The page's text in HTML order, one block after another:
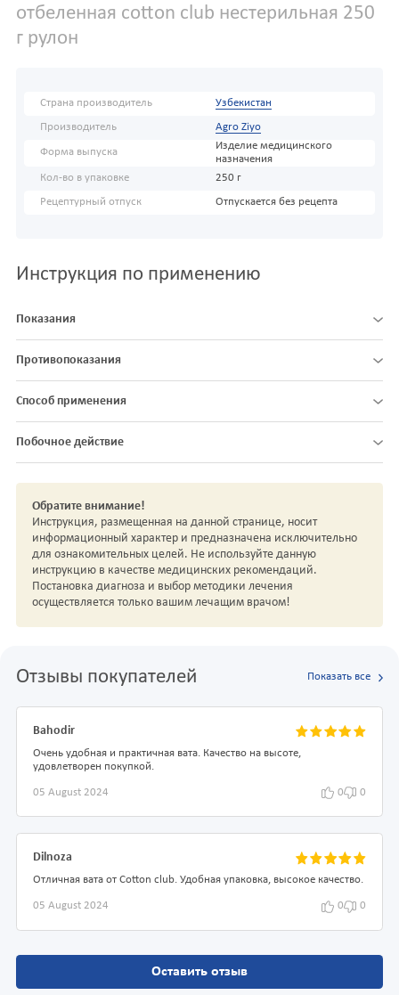
отбеленная cotton club нестерильная 250
г рулон
Страна производитель Узбекистан
Производитель Agro Ziyo
Форма выпуска
Изделие медицинского
назначения
Кол-во в упаковке
250 г
Рецептурный отпуск Отпускается без рецепта
Инструкция по применению
Показания
Противопоказания
Способ применения
Побочное действие
Обратите внимание!
Инструкция, размещенная на данной странице, носит
информационный характер и предназначена исключительно
для ознакомительных целей. Не используйте данную
инструкцию в качестве медицинских рекомендаций.
Постановка диагноза и выбор методики лечения
осуществляется только вашим лечащим врачом!
Отзывы покупателей Показать все
Bahodir
Очень удобная и практичная вата. Качество на высоте,
удовлетворен покупкой.
05 August 2024 0 0
Dilnoza
Отличная вата от Cotton club. Удобная упаковка, высокое качество.
05 August 2024 0 0
Оставить отзыв